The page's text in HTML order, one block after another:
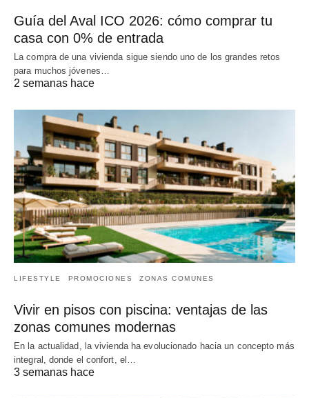
Guía del Aval ICO 2026: cómo comprar tu
casa con 0% de entrada
La compra de una vivienda sigue siendo uno de los grandes retos
para muchos jóvenes…
2 semanas hace
LIFESTYLE PROMOCIONES ZONAS COMUNES
Vivir en pisos con piscina: ventajas de las
zonas comunes modernas
En la actualidad, la vivienda ha evolucionado hacia un concepto más
integral, donde el confort, el…
3 semanas hace